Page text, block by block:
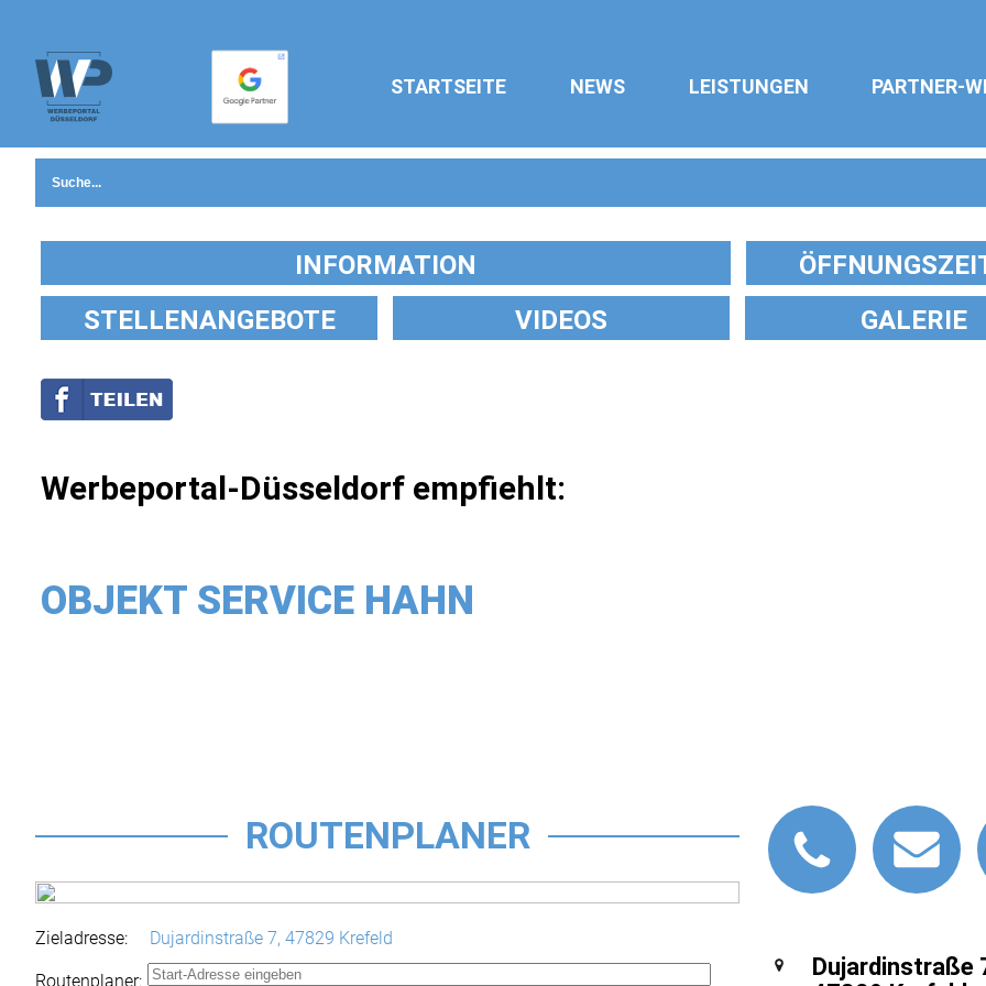
STARTSEITE NEWS LEISTUNGEN PARTNER-
INFORMATION
STELLENANGEBOTE
VIDEOS GALERIE
Werbeportal-Düsseldorf empfiehlt:
OBJEKT SERVICE HAHN
Dujardinstraße
ROUTENPLANER
Zieladresse: Dujardinstraße 7, 47829 Krefeld
Routenplaner: